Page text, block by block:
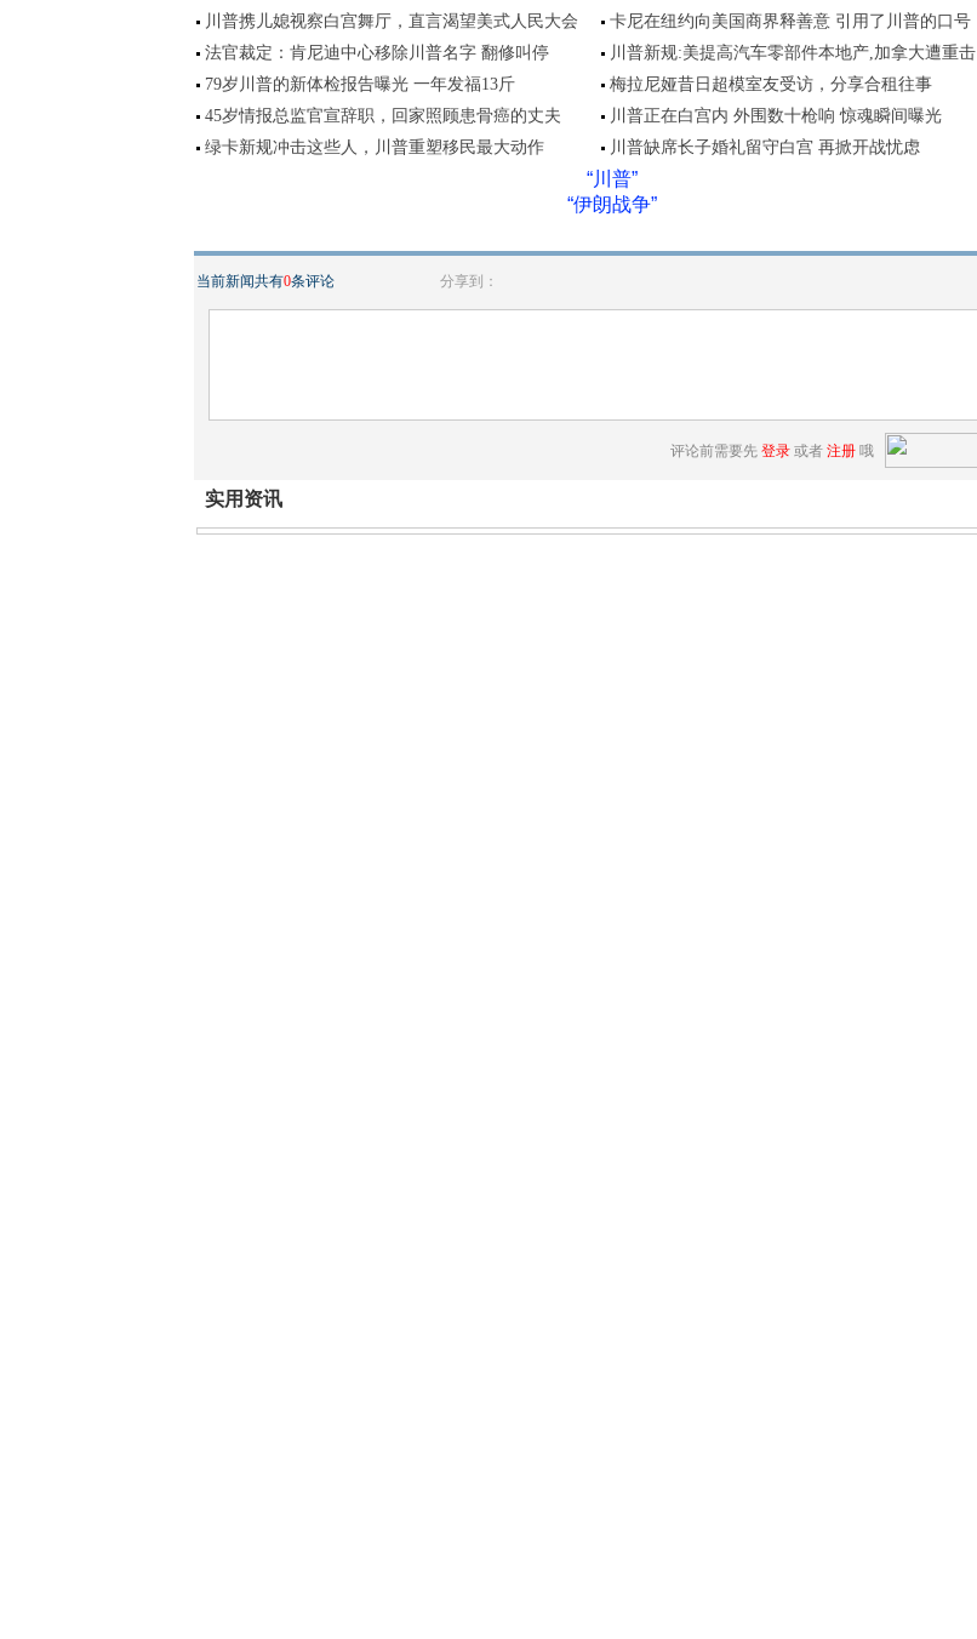
川普携儿媳视察白宫舞厅，直言渴望美式人民大会
卡尼在纽约向美国商界释善意 引用了川普的口号
法官裁定：肯尼迪中心移除川普名字 翻修叫停
川普新规:美提高汽车零部件本地产,加拿大遭重击
79岁川普的新体检报告曝光 一年发福13斤
梅拉尼娅昔日超模室友受访，分享合租往事
45岁情报总监官宣辞职，回家照顾患骨癌的丈夫
川普正在白宫内 外围数十枪响 惊魂瞬间曝光
绿卡新规冲击这些人，川普重塑移民最大动作
川普缺席长子婚礼留守白宫 再掀开战忧虑
“川普”
“伊朗战争”
当前新闻共有0条评论 分享到：
评论前需要先 登录 或者 注册 哦
实用资讯